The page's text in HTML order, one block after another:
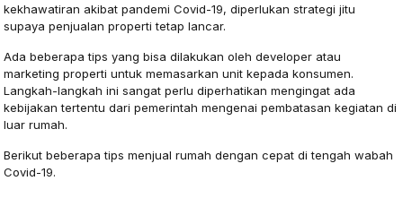
kekhawatiran akibat pandemi Covid-19, diperlukan strategi jitu
supaya penjualan properti tetap lancar.
Ada beberapa tips yang bisa dilakukan oleh developer atau
marketing properti untuk memasarkan unit kepada konsumen.
Langkah-langkah ini sangat perlu diperhatikan mengingat ada
kebijakan tertentu dari pemerintah mengenai pembatasan kegiatan di
luar rumah.
Berikut beberapa tips menjual rumah dengan cepat di tengah wabah
Covid-19.